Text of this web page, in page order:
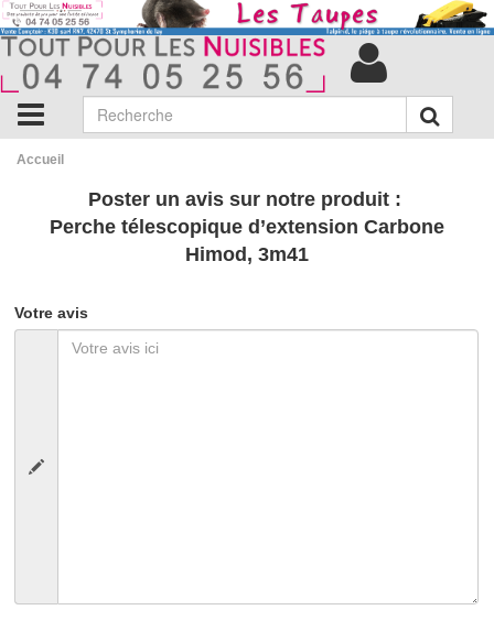
Accueil
Poster un avis sur notre produit :
Perche télescopique d’extension Carbone
Himod, 3m41
Votre avis